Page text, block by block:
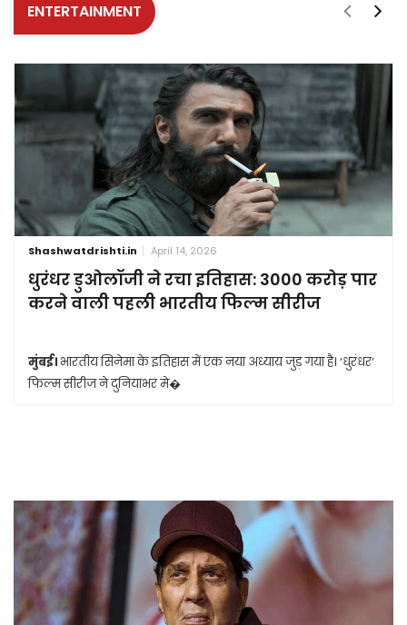
ENTERTAINMENT
Shashwatdrishti.in April 14, 2026
धुरंधर डुओलॉजी ने रचा इतिहास: 3000 करोड़ पार
करने वाली पहली भारतीय फिल्म सीरीज
मुंबई। भारतीय सिनेमा के इतिहास में एक नया अध्याय जुड़ गया है। ‘धुरंधर’
फिल्म सीरीज ने दुनियाभर मे�